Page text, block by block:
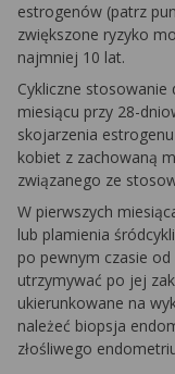
estrogenów (patrz
zwiększone ryzyko
najmniej 10 lat.
Cykliczne
miesiącu przy 28-
skojarzenia
kobiet z zachowaną
związanego ze
W pierwszych
lub plamienia
po pewnym czasie
utrzymywać po jej
ukierunkowane na
należeć biopsja
złośliwego